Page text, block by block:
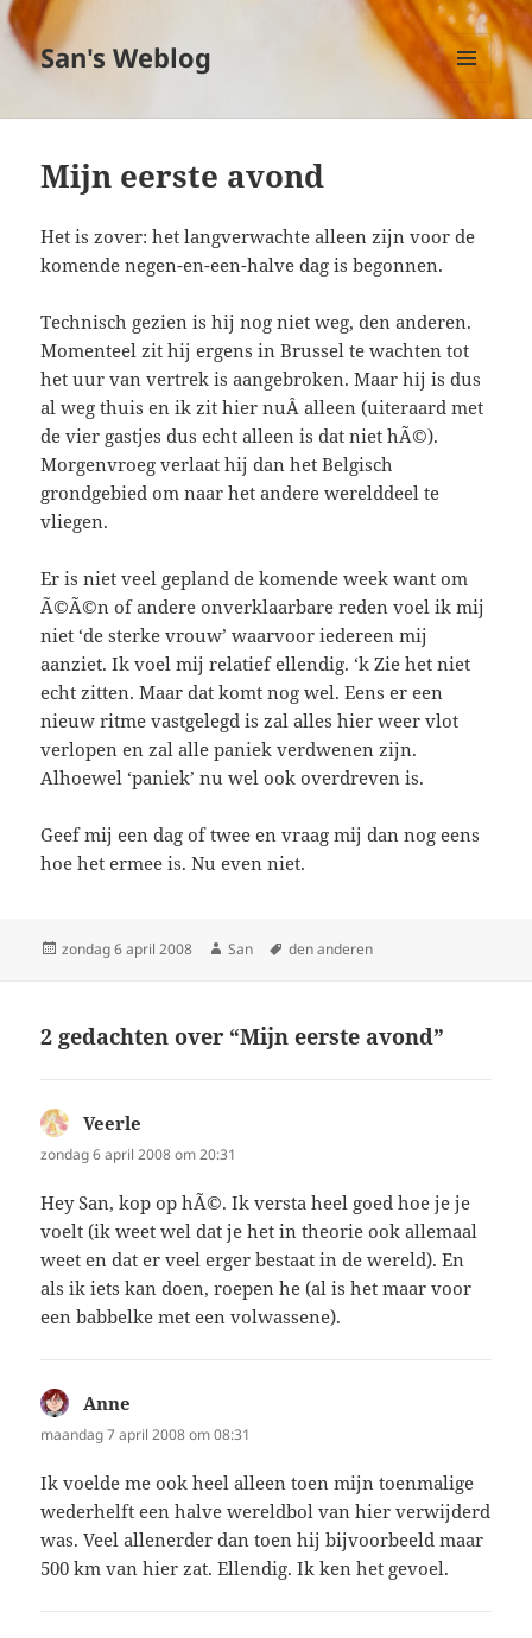
San's Weblog
MENU
EN
Mijn eerste avond
Het is zover: het langverwachte alleen zijn voor de
komende negen-en-een-halve dag is begonnen.
Technisch gezien is hij nog niet weg, den anderen.
Momenteel zit hij ergens in Brussel te wachten tot
het uur van vertrek is aangebroken. Maar hij is dus
al weg thuis en ik zit hier nuÂ alleen (uiteraard met
de vier gastjes dus echt alleen is dat niet hÃ©).
Morgenvroeg verlaat hij dan het Belgisch
grondgebied om naar het andere werelddeel te
vliegen.
Er is niet veel gepland de komende week want om
Ã©Ã©n of andere onverklaarbare reden voel ik mij
niet ‘de sterke vrouw’ waarvoor iedereen mij
aanziet. Ik voel mij relatief ellendig. ‘k Zie het niet
echt zitten. Maar dat komt nog wel. Eens er een
nieuw ritme vastgelegd is zal alles hier weer vlot
verlopen en zal alle paniek verdwenen zijn.
Alhoewel ‘paniek’ nu wel ook overdreven is.
Geef mij een dag of twee en vraag mij dan nog eens
hoe het ermee is. Nu even niet.
Geplaatst
zondag 6 april 2008 Auteur
San Tags
den anderen
2 gedachten over “Mijn eerste avond”
Veerle
zondag 6 april 2008 om 20:31
Hey San, kop op hÃ©. Ik versta heel goed hoe je je
voelt (ik weet wel dat je het in theorie ook allemaal
weet en dat er veel erger bestaat in de wereld). En
als ik iets kan doen, roepen he (al is het maar voor
een babbelke met een volwassene).
Anne
maandag 7 april 2008 om 08:31
Ik voelde me ook heel alleen toen mijn toenmalige
wederhelft een halve wereldbol van hier verwijderd
was. Veel allenerder dan toen hij bijvoorbeeld maar
500 km van hier zat. Ellendig. Ik ken het gevoel.